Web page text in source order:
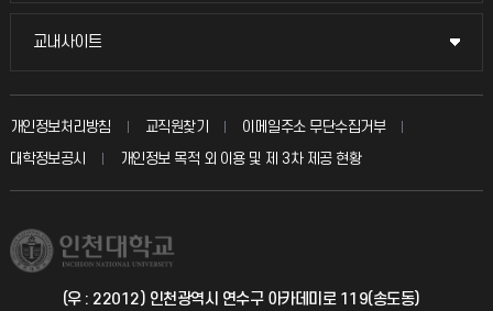
입학안내
취업정보(학생)
칭찬마당
학생서비스 지킴이
국방헬프콜
총동문회
교내사이트
교내사이트
교수회
교육혁신본부
국제지원과
개인정보처리방침 교직원찾기
이메일주소 무단수집거부
대학정보공시
개인정보 목적 외 이용 및 제 3차 제공 현황
(우 : 22012) 인천광역시 연수구 아카데미로 119(송도동)